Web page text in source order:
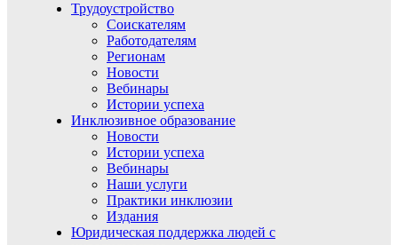
Трудоустройство
Соискателям
Работодателям
Регионам
Новости
Вебинары
Истории успеха
Инклюзивное образование
Новости
Истории успеха
Вебинары
Наши услуги
Практики инклюзии
Издания
Юридическая поддержка людей с